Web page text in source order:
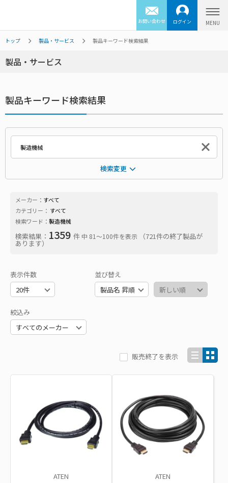
お問い合わせ ログイン
トップ 製品・サービス 製品キーワード検索結果
製品・サービス
製品キーワード検索結果
検索変更
メーカー： すべて
カテゴリー： すべて
検索ワード： 製造機械
検索結果： 1359 件 中 81〜100件を表示 （721件の終了製品が
あります）
表示件数 並び替え
絞込み
販売終了を表示
ATEN ATEN